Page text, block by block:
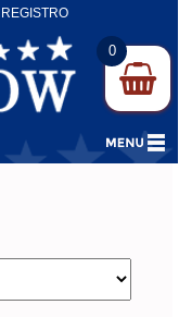
REGISTRO
0